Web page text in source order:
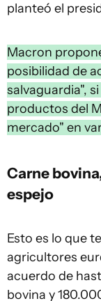
planteó el
Macron
posibilidad de
salvaguardia",
productos del
mercado" en
Carne
espejo
Esto es lo que
agricultores
acuerdo de
bovina y